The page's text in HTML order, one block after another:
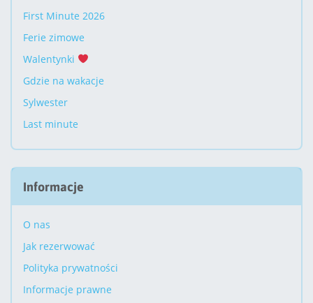
First Minute 2026
Ferie zimowe
Walentynki
Gdzie na wakacje
Sylwester
Last minute
Informacje
O nas
Jak rezerwować
Polityka prywatności
Informacje prawne